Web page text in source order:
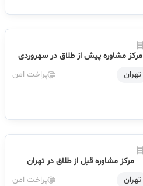
مرکز مشاوره پیش از طلاق در سهروردی
تهران
پراخت امن
مرکز مشاوره قبل از طلاق در تهران
تهران
پراخت امن